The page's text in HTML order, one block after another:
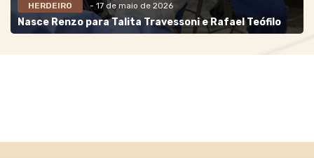
HERDEIRO - 17 de maio de 2026
Nasce Renzo para Talita Travessoni e Rafael Teófilo